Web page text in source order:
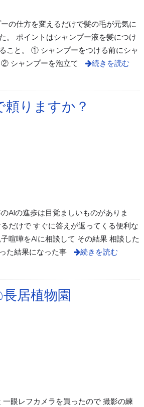
の仕方を変えるだけで髪の毛が元気に
。 ポイントはシャンプー液を髪につけ
こと。 ① シャンプーをつける前にシャ
シャンプーを泡立て
続きを読む
りますか？
AIの進歩は目覚ましいものがありま
だけで すぐに答えが返ってくる便利な
喧嘩をAIに相談して その結果 相談した
た結果になった事
続きを読む
居植物園
眼レフカメラを買ったので 撮影の練